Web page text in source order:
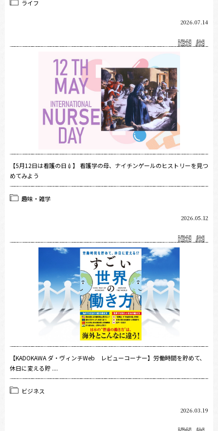
ライフ
2026.07.14
【5月12日は看護の日💉】 看護学の母、ナイチンゲールのヒストリーを見つ
めてみよう
趣味・雑学
2026.05.12
【KADOKAWA ダ・ヴィンチWeb レビューコーナー】労働時間を貯めて、
休日に変える貯 ....
ビジネス
2026.03.19